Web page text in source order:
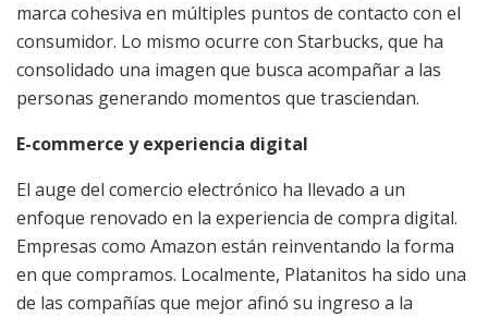
marca cohesiva en múltiples puntos de contacto con el
consumidor. Lo mismo ocurre con Starbucks, que ha
consolidado una imagen que busca acompañar a las
personas generando momentos que trasciendan.
E-commerce y experiencia digital
El auge del comercio electrónico ha llevado a un
enfoque renovado en la experiencia de compra digital.
Empresas como Amazon están reinventando la forma
en que compramos. Localmente, Platanitos ha sido una
de las compañías que mejor afinó su ingreso a la